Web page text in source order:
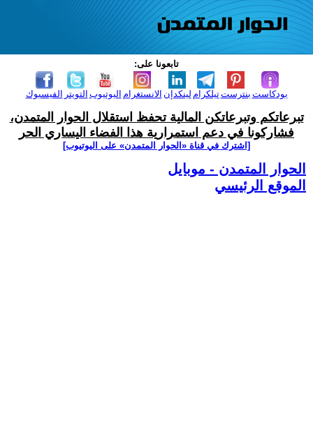
تابعونا على:
الفيسبوك التويتر اليوتيوب الانستغرام لينكدإن تيلكرامبنترست بودكاست
تبرعاتكم وتبرعاتكن المالية تحفظ استقلال الحوار المتمدن،
فشاركونا في دعم استمرارية هذا الفضاء اليساري الحر
[اشترك في قناة ‫«الحوار المتمدن» على اليوتيوب]
الحوار المتمدن - موبايل
الموقع الرئيسي